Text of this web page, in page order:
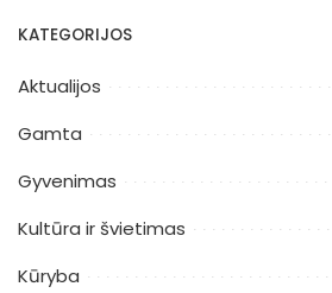
KATEGORIJOS
Aktualijos
Gamta
Gyvenimas
Kultūra ir švietimas
Kūryba